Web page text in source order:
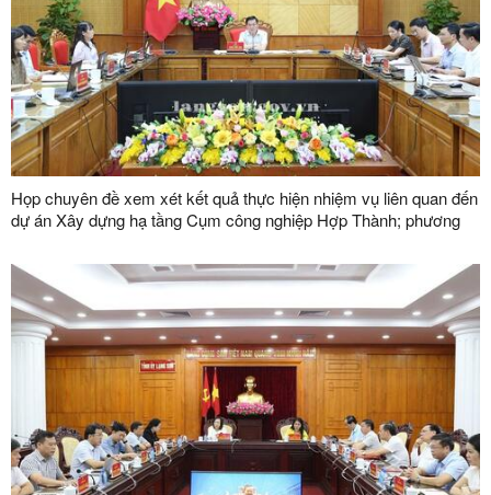
Họp chuyên đề xem xét kết quả thực hiện nhiệm vụ liên quan đến
dự án Xây dựng hạ tầng Cụm công nghiệp Hợp Thành; phương
phục vụ giải phóng mặt bằng dự án Khu công nghiệp VSIP Lạng
Sơn